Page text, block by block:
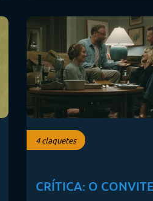
4 claquetes
CRÍTICA: O CONVITE